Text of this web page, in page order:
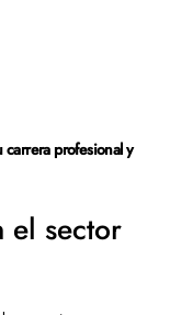
carrera profesional y
el sector